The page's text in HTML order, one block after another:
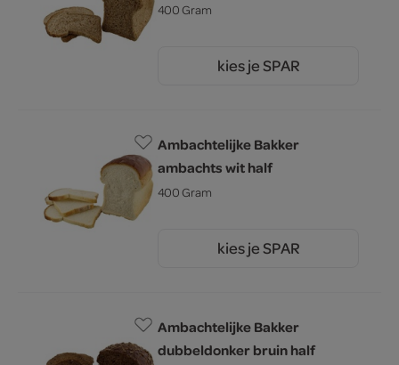
400 Gram
kies je SPAR
Ambachtelijke Bakker
ambachts wit half
400 Gram
kies je SPAR
Ambachtelijke Bakker
dubbeldonker bruin half